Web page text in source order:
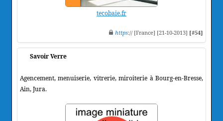
tecobaie.fr
https:// [France] [21-10-2013] [#54]
Savoir Verre
Agencement, menuiserie, vitrerie, miroiterie à Bourg-en-Bresse,
Ain, Jura.